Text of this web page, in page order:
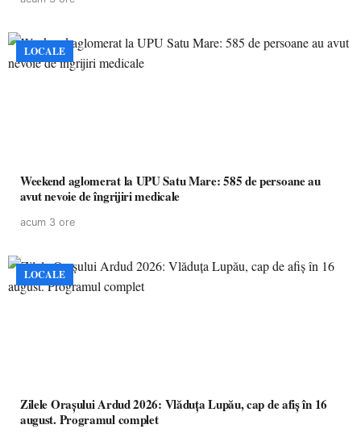
LOCALE
Weekend aglomerat la UPU Satu Mare: 585 de persoane au
avut nevoie de îngrijiri medicale
acum 3 ore
LOCALE
Zilele Orașului Ardud 2026: Vlăduța Lupău, cap de afiș în 16
august. Programul complet